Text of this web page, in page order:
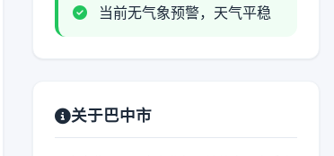
当前无气象预警，天气平稳
关于巴中市